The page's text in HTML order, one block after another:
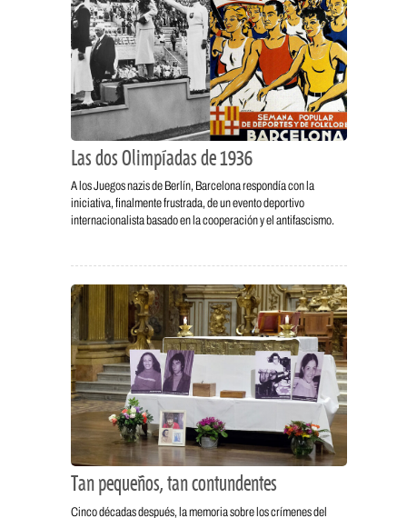
Las dos Olimpíadas de 1936
A los Juegos nazis de Berlín, Barcelona respondía con la
iniciativa, finalmente frustrada, de un evento deportivo
internacionalista basado en la cooperación y el antifascismo.
Tan pequeños, tan contundentes
Cinco décadas después, la memoria sobre los crímenes del